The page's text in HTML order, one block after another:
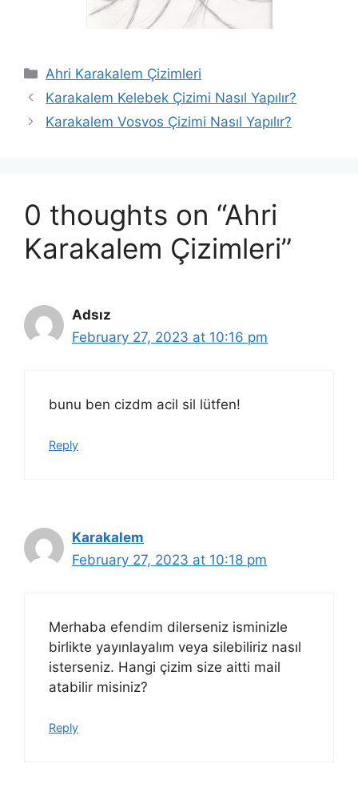
Categories
Ahri Karakalem Çizimleri
Karakalem Kelebek Çizimi Nasıl Yapılır?
Karakalem Vosvos Çizimi Nasıl Yapılır?
0 thoughts on “Ahri
Karakalem Çizimleri”
Adsız
February 27, 2023 at 10:16 pm
bunu ben cizdm acil sil lütfen!
Reply
Karakalem
February 27, 2023 at 10:18 pm
Merhaba efendim dilerseniz isminizle
birlikte yayınlayalım veya silebiliriz nasıl
isterseniz. Hangi çizim size aitti mail
atabilir misiniz?
Reply